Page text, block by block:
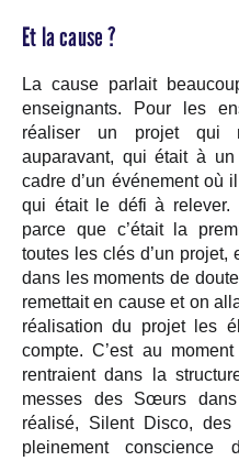
Et la cause ?
La cause parlait
enseignants. Pour les
réaliser un projet qui
auparavant, qui était à
cadre d’un événement où
qui était le défi à relever.
parce que c’était la
toutes les clés d’un
dans les moments de
remettait en cause et on
réalisation du projet les
compte. C’est au
rentraient dans la
messes des Sœurs
réalisé, Silent Disco, des
pleinement